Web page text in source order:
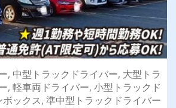
, 中型トラックドライバー, 大型トラ
, 軽車両ドライバー, 小型トラックド
ックス, 準中型トラックドライバー